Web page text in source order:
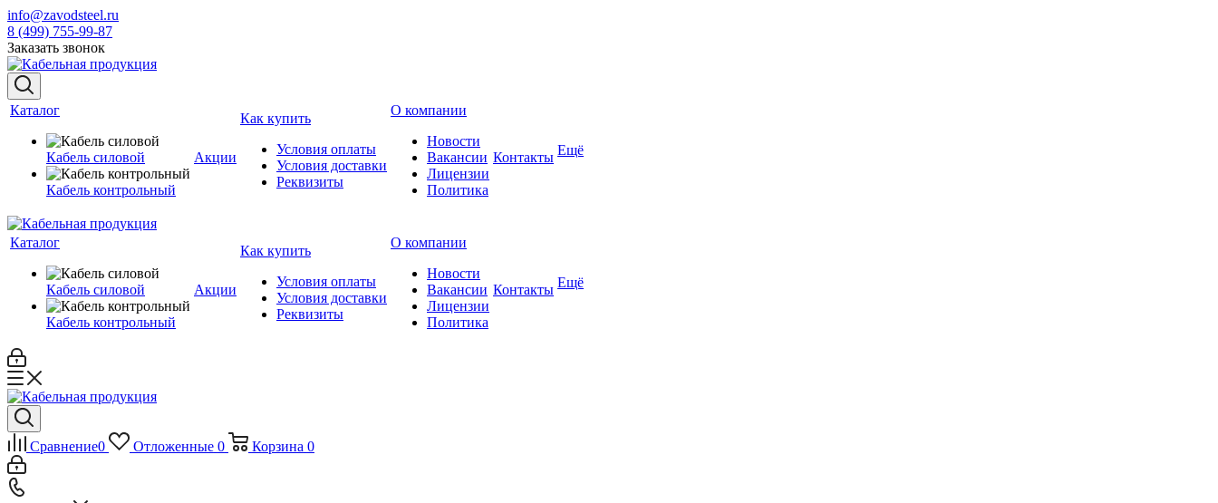
info@zavodsteel.ru
8 (499) 755-99-87
Заказать звонок
Каталог
Кабель силовой
Кабель контрольный
Акции
Как купить
Условия оплаты
Условия доставки
Реквизиты
О компании
Новости
Вакансии
Лицензии
Политика
Контакты Ещё
Каталог
Кабель силовой
Кабель контрольный
Акции
Как купить
Условия оплаты
Условия доставки
Реквизиты
О компании
Новости
Вакансии
Лицензии
Политика
Контакты Ещё
Сравнение0 Отложенные 0 Корзина 0